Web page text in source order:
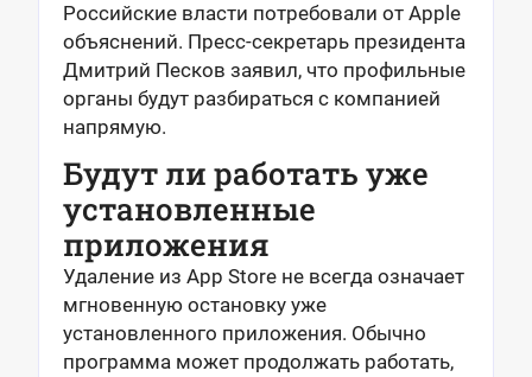
Российские власти потребовали от Apple
объяснений. Пресс-секретарь президента
Дмитрий Песков заявил, что профильные
органы будут разбираться с компанией
напрямую.
Будут ли работать уже
установленные
приложения
Удаление из App Store не всегда означает
мгновенную остановку уже
установленного приложения. Обычно
программа может продолжать работать,